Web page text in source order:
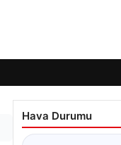
Hava Durumu